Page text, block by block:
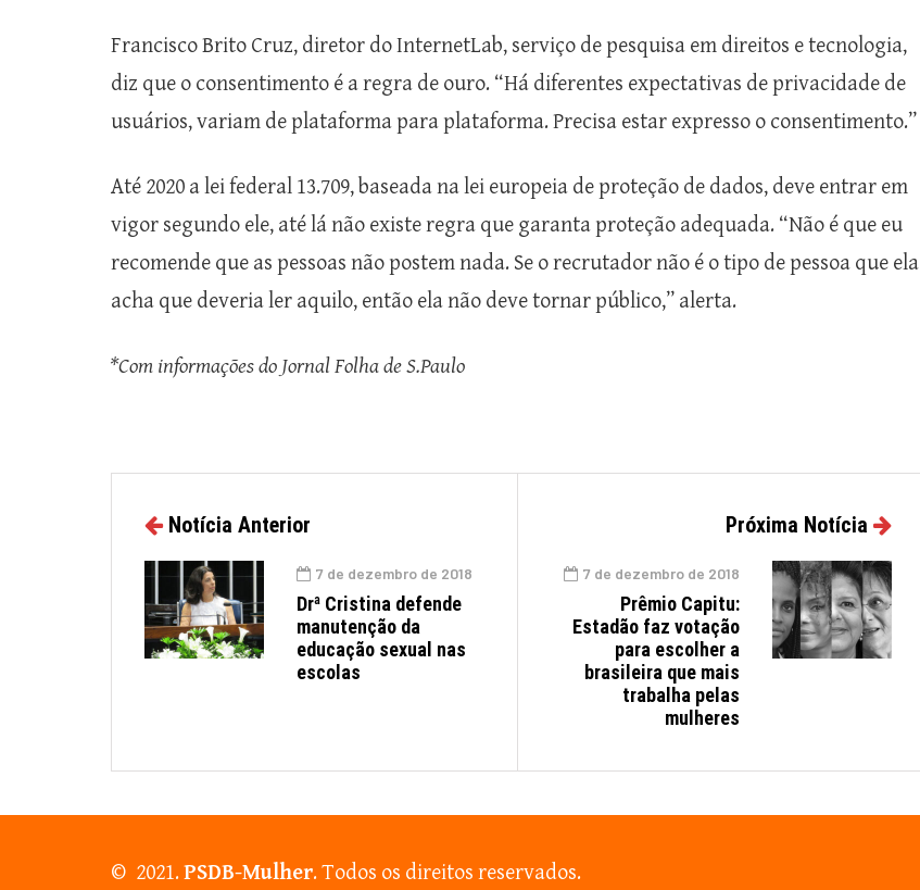
Francisco Brito Cruz, diretor do InternetLab, serviço de pesquisa em direitos e tecnologia,
diz que o consentimento é a regra de ouro. “Há diferentes expectativas de privacidade de
usuários, variam de plataforma para plataforma. Precisa estar expresso o consentimento.”
Até 2020 a lei federal 13.709, baseada na lei europeia de proteção de dados, deve entrar em
vigor segundo ele, até lá não existe regra que garanta proteção adequada. “Não é que eu
recomende que as pessoas não postem nada. Se o recrutador não é o tipo de pessoa que ela
acha que deveria ler aquilo, então ela não deve tornar público,” alerta.
*Com informações do Jornal Folha de S.Paulo
Notícia Anterior
7 de dezembro de 2018
Drª Cristina defende
manutenção da
educação sexual nas
escolas
Próxima Notícia
7 de dezembro de 2018
Prêmio Capitu:
Estadão faz votação
para escolher a
brasileira que mais
trabalha pelas
mulheres
© 2021.PSDB-Mulher. Todos os direitos reservados.